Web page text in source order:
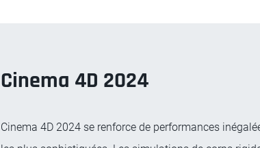
Cinema 4D 2024
Cinema 4D 2024 se renforce de performances